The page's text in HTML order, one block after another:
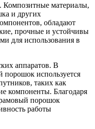
Композитные материалы,
и других
обладают
прочные и устойчивы
для использования в
аппаратов. В
порошок используется
таких как
компоненты. Благодаря
порошок
работы